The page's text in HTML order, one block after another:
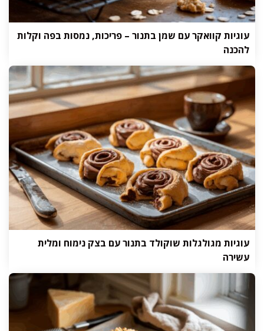
עוגיות קוואקר עם שמן בתנור – פריכות, נמסות בפה וקלות
להכנה
עוגיות מגולגלות שוקולד בתנור עם בצק נימוח ומלית
עשירה